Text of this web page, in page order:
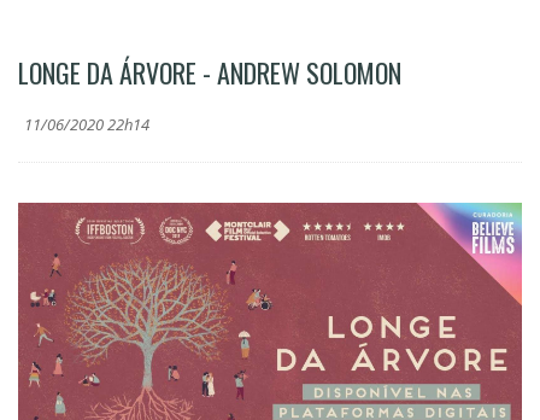
LONGE DA ÁRVORE - ANDREW SOLOMON
11/06/2020 22h14